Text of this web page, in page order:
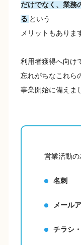
だけでなく、業務
る という
メリットもありま
利用者獲得へ向け
忘れがちなこれら
事業開始に備えま
営業活動の
名刺
メール
チラシ